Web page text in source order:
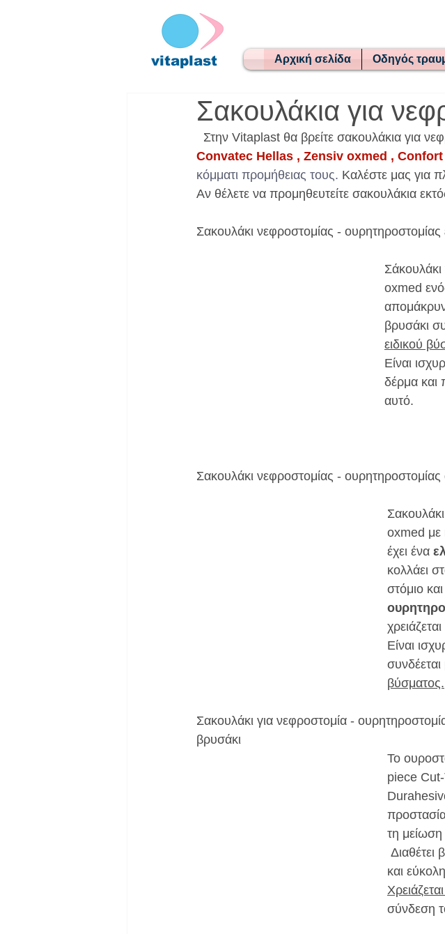
menu
vitaplast Αρχική σελίδα Οδηγός
Σακουλάκια για
Στην Vitaplast θα βρείτε σακουλάκια
Convatec Hellas , Zensiv oxmed ,
κόμματι προμήθειας τους. Καλέστε μας για
Αν θέλετε να προμηθευτείτε σακουλάκια
Σακουλάκι νεφροστομίας -
oxmed
βρυσάκι
ειδικού
Είναι
δέρμα και
αυτό.
Σακουλάκι νεφροστομίας -
oxmed με
έχει ένα
κολλάει
στόμιο
Είναι
βύσματος.
Σακουλάκι για νεφροστομία -
βρυσάκι
Το
piece
τη
και
σύνδεση